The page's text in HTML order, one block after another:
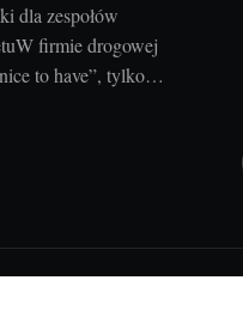
dla zespołów
firmie drogowej
to have”, tylko
zleceń. Dobra
mądrze i bez